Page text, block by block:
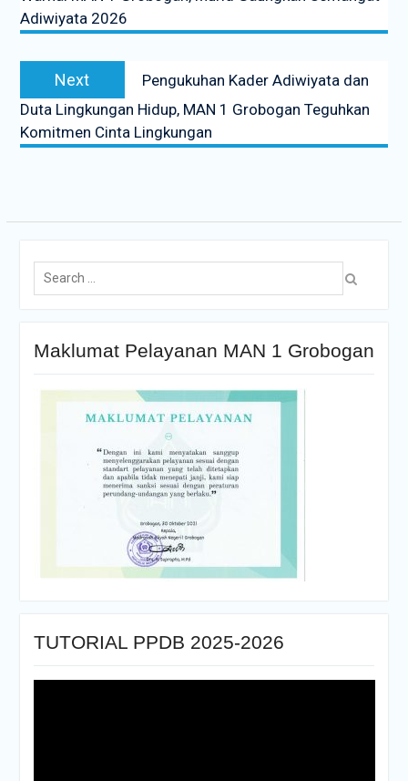
Adiwiyata 2026
Next
Pengukuhan Kader Adiwiyata dan
Duta Lingkungan Hidup, MAN 1 Grobogan Teguhkan
Komitmen Cinta Lingkungan
Maklumat Pelayanan MAN 1 Grobogan
TUTORIAL PPDB 2025-2026